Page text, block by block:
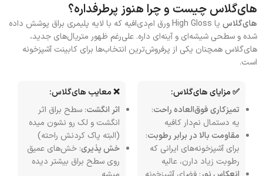
های‌گلاس چیست و چرا هنوز پرطرفداره؟
های‌گلاس
یا High Gloss ورق ام‌دی‌افیه که با لایه پلیمری براق پوشش داده
شده و سطحی شیشه‌ای و آینه‌ای داره. علی‌رغم ظهور متریال‌های جدید،
های‌گلاس همچنان یکی از پرفروش‌ترین انتخاب‌ها برای کابینت آشپزخونه
است.
✅ مزایای های‌گلاس:
تمیزکاری فوق‌العاده راحت:
یه دستمال نم‌دار کافیه
مقاومت بالا در برابر رطوبت:
برای آشپزخونه‌های ایرانی که
رطوبت زیاد دارن، عالیه
❌ معایب های‌گلاس:
اثر انگشت: سطح براق اثر
انگشت و لک رو نشون میده
(البته پاک کردنش راحته)
خش پذیری: خش‌های عمیق
روی سطح براق بیشتر دیده